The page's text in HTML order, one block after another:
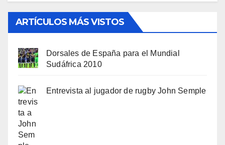
ARTÍCULOS MÁS VISTOS
Dorsales de España para el Mundial
Sudáfrica 2010
Entrevista al jugador de rugby John Semple